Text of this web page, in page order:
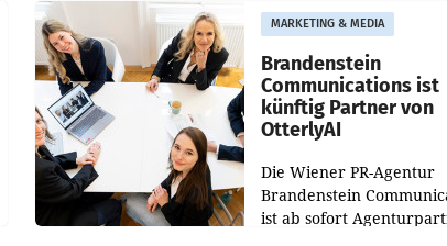
aus, womit sich das
gegenüber Juli 2025
verdoppelte (+102
MARKETING & MEDIA
Brandenstein
Communications ist
künftig Partner von
OtterlyAI
Die Wiener PR-Agentur
Brandenstein
ist ab sofort